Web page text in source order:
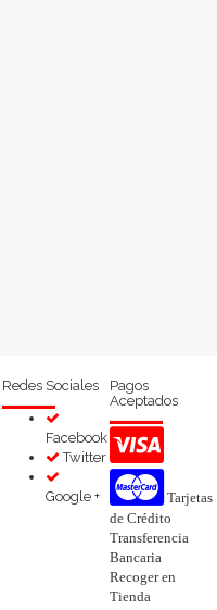
Redes Sociales
Facebook
Twitter
Google +
Pagos
Aceptados
Tarjetas
de Crédito
Transferencia
Bancaria
Recoger en
Tienda